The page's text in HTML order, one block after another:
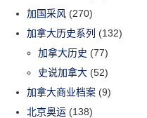
加国采风 (270)
加拿大历史系列 (132)
加拿大历史 (77)
史说加拿大 (52)
加拿大商业档案 (9)
北京奥运 (138)